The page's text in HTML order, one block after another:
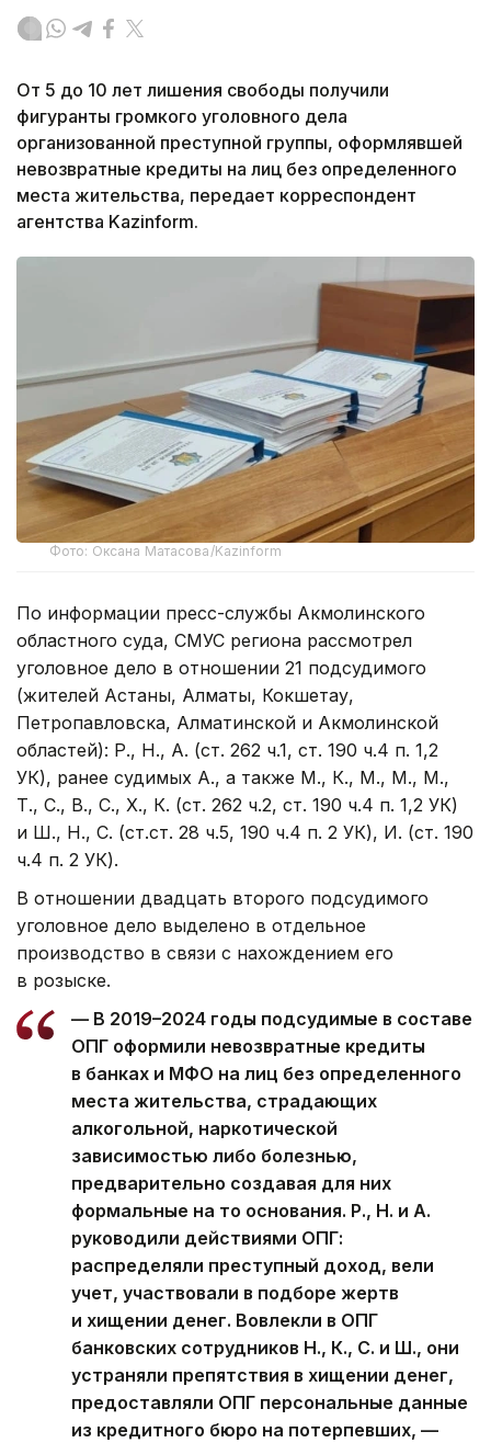
От 5 до 10 лет лишения свободы получили
фигуранты громкого уголовного дела
организованной преступной группы, оформлявшей
невозвратные кредиты на лиц без определенного
места жительства, передает корреспондент
агентства Kazinform.
Фото: Оксана Матасова/Kazinform
По информации пресс-службы Акмолинского
областного суда, СМУС региона рассмотрел
уголовное дело в отношении 21 подсудимого
(жителей Астаны, Алматы, Кокшетау,
Петропавловска, Алматинской и Акмолинской
областей): Р., Н., А. (ст. 262 ч.1, ст. 190 ч.4 п. 1,2
УК), ранее судимых А., а также М., К., М., М., М.,
Т., С., В., С., Х., К. (ст. 262 ч.2, ст. 190 ч.4 п. 1,2 УК)
и Ш., Н., С. (ст.ст. 28 ч.5, 190 ч.4 п. 2 УК), И. (ст. 190
ч.4 п. 2 УК).
В отношении двадцать второго подсудимого
уголовное дело выделено в отдельное
производство в связи с нахождением его
в розыске.
— В 2019–2024 годы подсудимые в составе
ОПГ оформили невозвратные кредиты
в банках и МФО на лиц без определенного
места жительства, страдающих
алкогольной, наркотической
зависимостью либо болезнью,
предварительно создавая для них
формальные на то основания. Р., Н. и А.
руководили действиями ОПГ:
распределяли преступный доход, вели
учет, участвовали в подборе жертв
и хищении денег. Вовлекли в ОПГ
банковских сотрудников Н., К., С. и Ш., они
устраняли препятствия в хищении денег,
предоставляли ОПГ персональные данные
из кредитного бюро на потерпевших, —